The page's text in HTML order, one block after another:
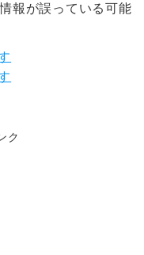
報が誤っている可能
ク